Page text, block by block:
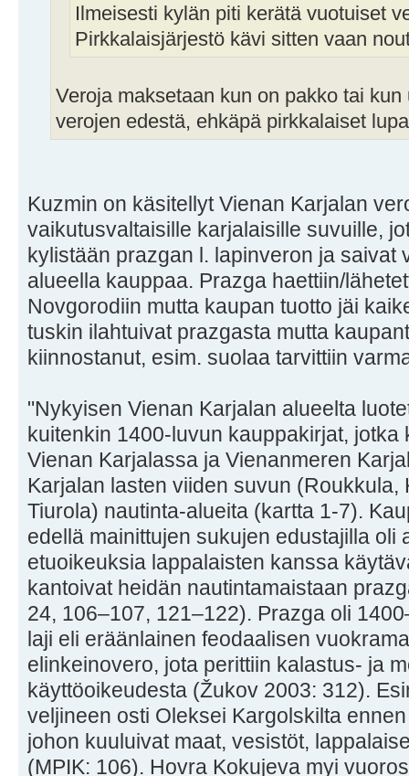
Ilmeisesti kylän piti kerätä vuotuiset
Pirkkalaisjärjestö kävi sitten vaan
Veroja maksetaan kun on pakko tai
verojen edestä, ehkäpä pirkkalaiset
Kuzmin on käsitellyt Vienan Karjalan
vaikutusvaltaisille karjalaisille suvuille,
kylistään prazgan l. lapinveron ja saivat
alueella kauppaa. Prazga haettiin/
Novgorodiin mutta kaupan tuotto jäi
tuskin ilahtuivat prazgasta mutta
kiinnostanut, esim. suolaa tarvittiin
"Nykyisen Vienan Karjalan alueelta
kuitenkin 1400-luvun kauppakirjat,
Vienan Karjalassa ja Vienanmeren
Karjalan lasten viiden suvun (Roukkula,
Tiurola) nautinta-alueita (kartta 1-7).
edellä mainittujen sukujen edustajilla oli
etuoikeuksia lappalaisten kanssa
kantoivat heidän nautintamaistaan
24, 106–107, 121–122). Prazga oli
laji eli eräänlainen feodaalisen
elinkeinovero, jota perittiin kalastus- ja
käyttöoikeudesta (Žukov 2003: 312).
veljineen osti Oleksei Kargolskilta
johon kuuluivat maat, vesistöt,
(MPIK: 106). Hovra Kokujeva myi